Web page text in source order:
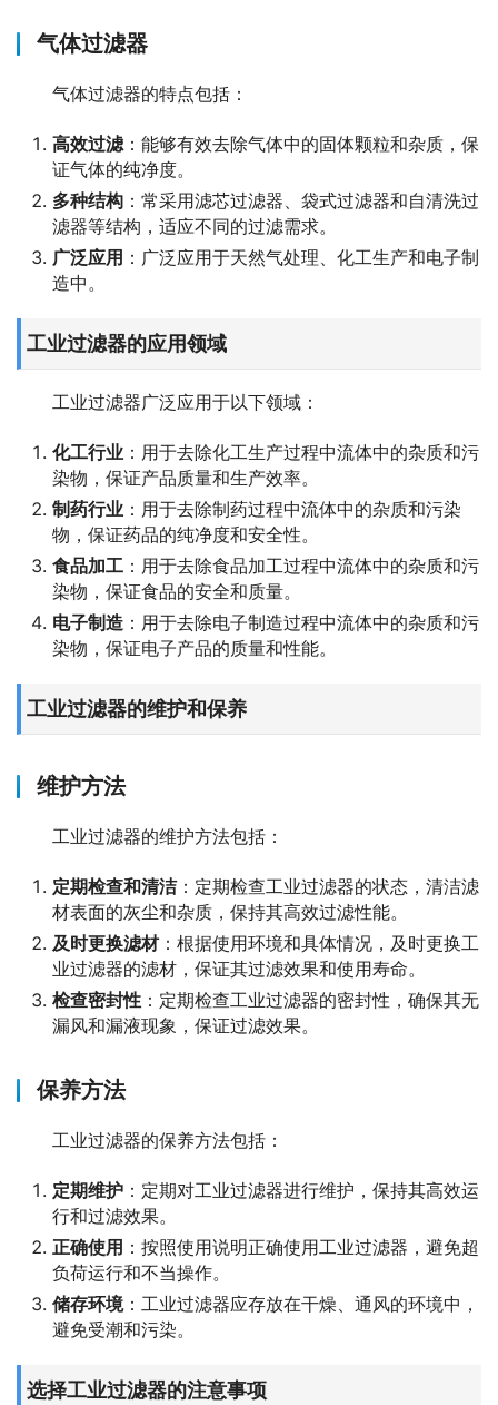
气体过滤器
气体过滤器的特点包括：
高效过滤：能够有效去除气体中的固体颗粒和杂质，保
证气体的纯净度。
多种结构 ：常采用滤芯过滤器、袋式过滤器和自清洗过
滤器等结构，适应不同的过滤需求。
广泛应用 ：广泛应用于天然气处理、化工生产和电子制
造中。
工业过滤器的应用领域
工业过滤器广泛应用于以下领域：
化工行业 ：用于去除化工生产过程中流体中的杂质和污
染物，保证产品质量和生产效率。
制药行业 ：用于去除制药过程中流体中的杂质和污染
物，保证药品的纯净度和安全性。
食品加工 ：用于去除食品加工过程中流体中的杂质和污
染物，保证食品的安全和质量。
电子制造 ：用于去除电子制造过程中流体中的杂质和污
染物，保证电子产品的质量和性能。
工业过滤器的维护和保养
维护方法
工业过滤器的维护方法包括：
定期检查和清洁：定期检查工业过滤器的状态，清洁滤
材表面的灰尘和杂质，保持其高效过滤性能。
及时更换滤材：根据使用环境和具体情况，及时更换工
业过滤器的滤材，保证其过滤效果和使用寿命。
检查密封性 ：定期检查工业过滤器的密封性，确保其无
漏风和漏液现象，保证过滤效果。
保养方法
工业过滤器的保养方法包括：
定期维护 ：定期对工业过滤器进行维护，保持其高效运
行和过滤效果。
正确使用 ：按照使用说明正确使用工业过滤器，避免超
负荷运行和不当操作。
储存环境：工业过滤器应存放在干燥、通风的环境中，
避免受潮和污染。
选择工业过滤器的注意事项